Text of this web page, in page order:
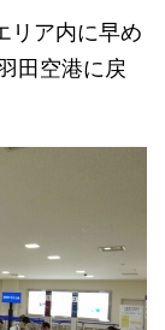
リア内に早め
田空港に戻